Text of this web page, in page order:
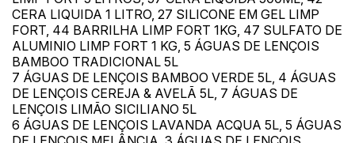
CERA LIQUIDA 1 LITRO, 27 SILICONE EM GEL LIMP
FORT, 44 BARRILHA LIMP FORT 1KG, 47 SULFATO DE
ALUMINIO LIMP FORT 1 KG, 5 ÁGUAS DE LENÇOIS
BAMBOO TRADICIONAL 5L
7 ÁGUAS DE LENÇOIS BAMBOO VERDE 5L, 4 ÁGUAS
DE LENÇOIS CEREJA & AVELÃ 5L, 7 ÁGUAS DE
LENÇOIS LIMÃO SICILIANO 5L
6 ÁGUAS DE LENÇOIS LAVANDA ACQUA 5L, 5 ÁGUAS